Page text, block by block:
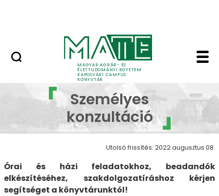
MAGYAR AGRÁR- ÉS
ÉLETTUDOMÁNYI EGYETEM
KAPOSVÁRI CAMPUS
KÖNYVTÁR
SzemélyesSzemélyes
konzultáció
Utolsó frissítés: 2022 augusztus 08.
Órai és házi feladatokhoz, beadandók
elkészítéséhez, szakdolgozatíráshoz kérjen
segítséget a könyvtárunktól!